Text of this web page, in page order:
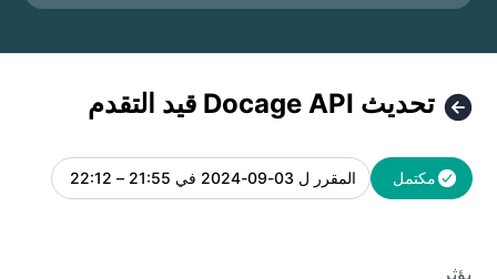
تحديث Docage API قيد التقدم
مكتمل المقرر ل 03-09-2024 في 21:55 – 22:12 UTC
يؤثر